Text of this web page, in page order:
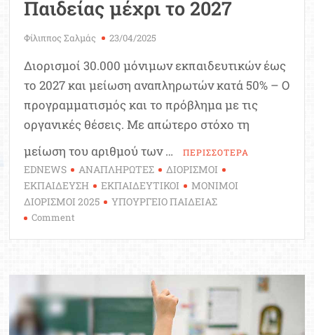
Παιδείας μέχρι το 2027
Φίλιππος Σαλμάς 23/04/2025
Διορισμοί 30.000 μόνιμων εκπαιδευτικών έως
το 2027 και μείωση αναπληρωτών κατά 50% – Ο
προγραμματισμός και το πρόβλημα με τις
οργανικές θέσεις. Με απώτερο στόχο τη
μείωση του αριθμού των …
ΠΕΡΙΣΣΟΤΕΡΑ
EDNEWS ΑΝΑΠΛΗΡΩΤΕΣ
ΔΙΟΡΙΣΜΟΙ
ΕΚΠΑΙΔΕΥΣΗ
ΕΚΠΑΙΔΕΥΤΙΚΟΙ
ΜΟΝΙΜΟΙ
ΔΙΟΡΙΣΜΟΙ 2025
ΥΠΟΥΡΓΕΙΟ ΠΑΙΔΕΙΑΣ
Comment
Αυτή
είναι